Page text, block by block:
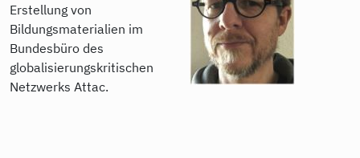
Erstellung von
Bildungsmaterialien im
Bundesbüro des
globalisierungskritischen
Netzwerks Attac.